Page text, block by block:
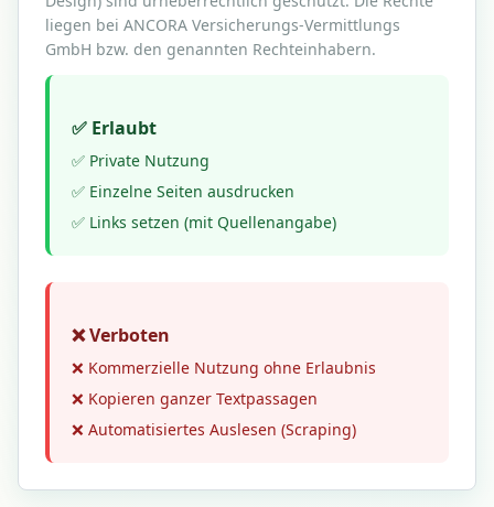
liegen bei ANCORA Versicherungs-Vermittlungs
GmbH bzw. den genannten Rechteinhabern.
✅ Erlaubt
✅ Private Nutzung
✅ Einzelne Seiten ausdrucken
✅ Links setzen (mit Quellenangabe)
❌ Verboten
❌ Kommerzielle Nutzung ohne Erlaubnis
❌ Kopieren ganzer Textpassagen
❌ Automatisiertes Auslesen (Scraping)